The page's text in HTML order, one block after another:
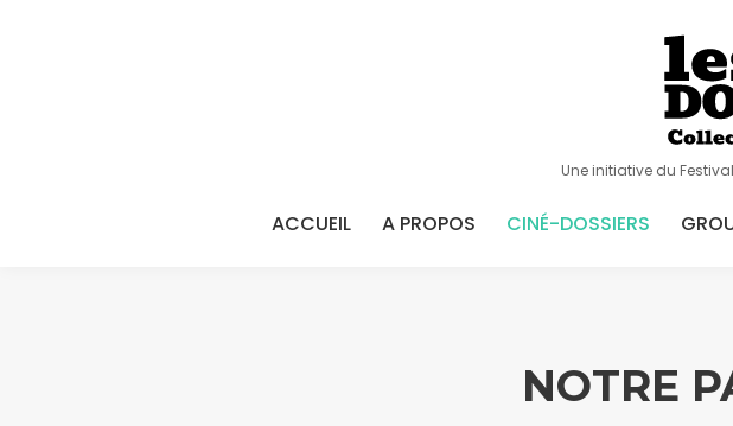
Une initiative du
ACCUEIL A PROPOS CINÉ-DOSSIERS
NOTRE